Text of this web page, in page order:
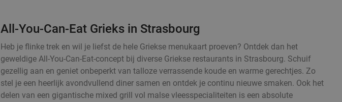
All-You-Can-Eat Grieks in Strasbourg
Heb je flinke trek en wil je liefst de hele Griekse menukaart proeven? Ontdek dan het
geweldige All-You-Can-Eat-concept bij diverse Griekse restaurants in Strasbourg. Schuif
gezellig aan en geniet onbeperkt van talloze verrassende koude en warme gerechtjes. Zo
stel je een heerlijk avondvullend diner samen en ontdek je continu nieuwe smaken. Ook het
delen van een gigantische mixed grill vol malse vleesspecialiteiten is een absolute